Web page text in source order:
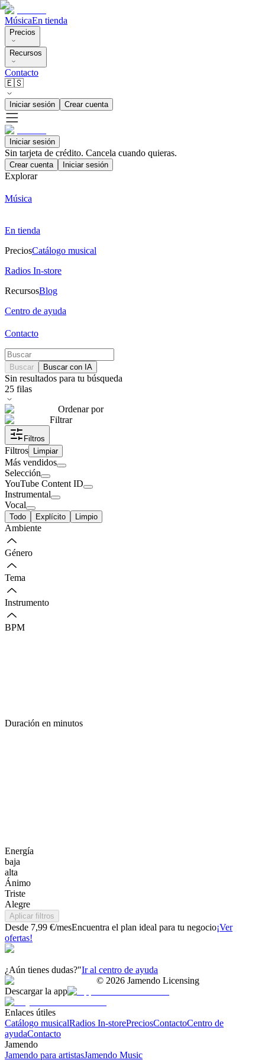
MúsicaEn tienda
Precios
Recursos
Contacto
🇪🇸
Iniciar sesión Crear cuenta
Iniciar sesión
Sin tarjeta de crédito. Cancela cuando quieras.
Crear cuenta Iniciar sesión
Explorar
Música
En tienda
PreciosCatálogo musical
Radios In-store
RecursosBlog
Centro de ayuda
Contacto
Buscar Buscar con IA
Sin resultados para tu búsqueda
25 filas
Ordenar por
Filtrar
Filtros
Filtros Limpiar
Más vendidos
Selección
YouTube Content ID
Instrumental
Vocal
Todo Explícito Limpio
Ambiente
Género
Tema
Instrumento
BPM
Duración en minutos
Energía
baja
alta
Ánimo
Triste
Alegre
Aplicar filtros
Desde 7,99 €/mesEncuentra el plan ideal para tu negocio¡Ver
ofertas!
¿Aún tienes dudas?"Ir al centro de ayuda
© 2026 Jamendo Licensing
Descargar la app
Enlaces útiles
Catálogo musicalRadios In-storePreciosContactoCentro de
ayudaContacto
Jamendo
Jamendo para artistasJamendo Music